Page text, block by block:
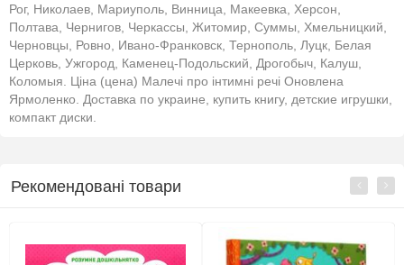
2025-09-29
Дмитро
2025-09-09
Ярина
Рог, Николаев, Мариуполь, Винница, Макеевка, Херсон,
Полтава, Чернигов, Черкассы, Житомир, Суммы, Хмельницкий,
Черновцы, Ровно, Ивано-Франковск, Тернополь, Луцк, Белая
Церковь, Ужгород, Каменец-Подольский, Дрогобыч, Калуш,
Коломыя. Ціна (цена) Малечі про інтимні речі Оновлена
Ярмоленко. Доставка по украине, купить книгу, детские игрушки,
компакт диски.
Рекомендовані товари